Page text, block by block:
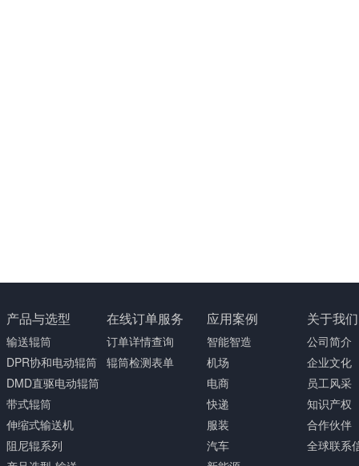
产品与选型
输送辊筒
DPR协和电动辊筒
DMD直驱电动辊筒
带式辊筒
伸缩式输送机
阻尼辊系列
在线订单服务
订单详情查询
辊筒检测表单
应用案例
智能智造
机场
电商
快递
服装
汽车
关于我们
公司简介
企业文化
员工风采
知识产权
合作伙伴
全球联系